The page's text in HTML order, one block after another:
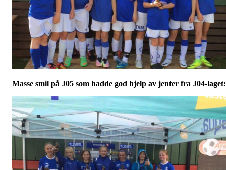
Masse smil på J05 som hadde god hjelp av jenter fra J04-laget: